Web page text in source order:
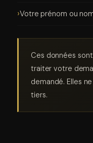
Votre prénom ou
Ces données
traiter votre
demandé. Elles
tiers.